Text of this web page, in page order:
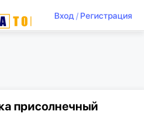
Вход/ Регистрация
присолнечный